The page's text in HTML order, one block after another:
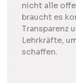
nicht alle
braucht es
Transparenz
Lehrkräfte,
schaffen.